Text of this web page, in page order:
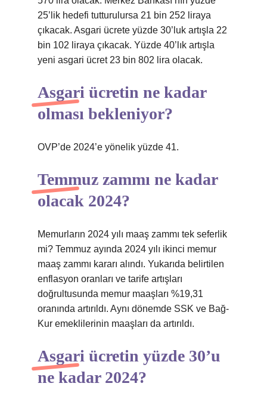
25’lik hedefi tutturulursa 21 bin 252 liraya
çıkacak. Asgari ücrete yüzde 30’luk artışla 22
bin 102 liraya çıkacak. Yüzde 40’lık artışla
yeni asgari ücret 23 bin 802 lira olacak.
Asgari ücretin ne kadar
olması bekleniyor?
OVP’de 2024’e yönelik yüzde 41.
Temmuz zammı ne kadar
olacak 2024?
Memurların 2024 yılı maaş zammı tek seferlik
mi? Temmuz ayında 2024 yılı ikinci memur
maaş zammı kararı alındı. Yukarıda belirtilen
enflasyon oranları ve tarife artışları
doğrultusunda memur maaşları %19,31
oranında artırıldı. Aynı dönemde SSK ve Bağ-
Kur emeklilerinin maaşları da artırıldı.
Asgari ücretin yüzde 30’u
ne kadar 2024?